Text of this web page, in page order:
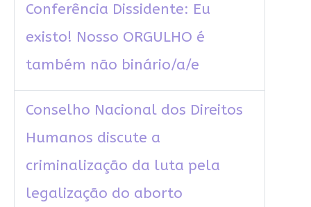
Conferência Dissidente: Eu
existo! Nosso ORGULHO é
também não binário/a/e
Conselho Nacional dos Direitos
Humanos discute a
criminalização da luta pela
legalização do aborto